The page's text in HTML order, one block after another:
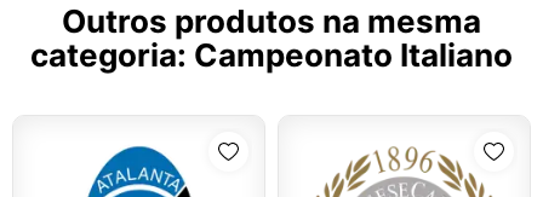
Outros produtos na mesma
categoria: Campeonato Italiano